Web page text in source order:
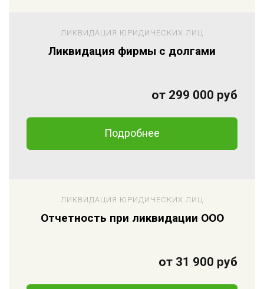
ЛИКВИДАЦИЯ ЮРИДИЧЕСКИХ ЛИЦ
Ликвидация фирмы с долгами
от 299 000 руб
Подробнее
ЛИКВИДАЦИЯ ЮРИДИЧЕСКИХ ЛИЦ
Отчетность при ликвидации ООО
от 31 900 руб